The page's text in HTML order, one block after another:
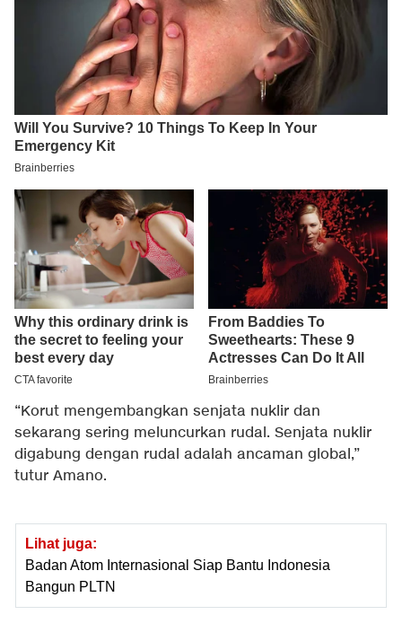
“Korut mengembangkan senjata nuklir dan
sekarang sering meluncurkan rudal. Senjata nuklir
digabung dengan rudal adalah ancaman global,”
tutur Amano.
Lihat juga:
Badan Atom Internasional Siap Bantu Indonesia
Bangun PLTN